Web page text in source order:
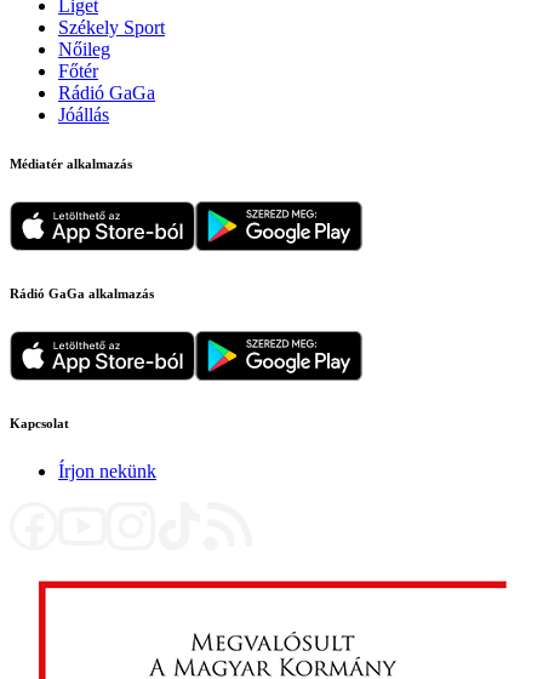
Liget
Székely Sport
Nőileg
Főtér
Rádió GaGa
Jóállás
Médiatér alkalmazás
Rádió GaGa alkalmazás
Kapcsolat
Írjon nekünk